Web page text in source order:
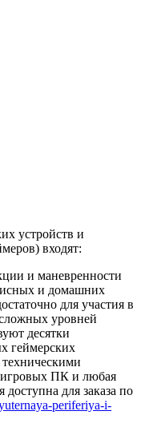
устройств и
входят:
и маневренности
и домашних
для участия в
уровней
десятки
геймерских
ПК и любая
для заказа по
periferiya-i-